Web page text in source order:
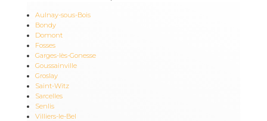
Aulnay-sous-Bois
Bondy
Domont
Fosses
Garges-lès-Gonesse
Goussainville
Groslay
Saint-Witz
Sarcelles
Senlis
Villiers-le-Bel